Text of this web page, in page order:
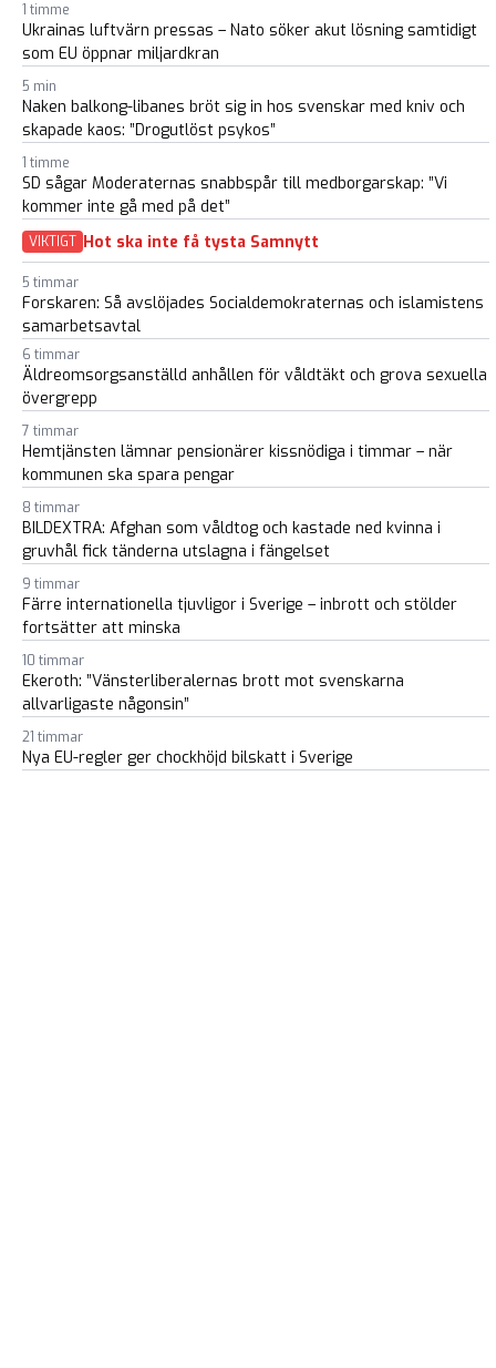
1 timme
Ukrainas luftvärn pressas – Nato söker akut lösning samtidigt
som EU öppnar miljardkran
5 min
Naken balkong-libanes bröt sig in hos svenskar med kniv och
skapade kaos: ”Drogutlöst psykos”
1 timme
SD sågar Moderaternas snabbspår till medborgarskap: ”Vi
kommer inte gå med på det”
VIKTIGT Hot ska inte få tysta Samnytt
5 timmar
Forskaren: Så avslöjades Socialdemokraternas och islamistens
samarbetsavtal
6 timmar
Äldreomsorgsanställd anhållen för våldtäkt och grova sexuella
övergrepp
7 timmar
Hemtjänsten lämnar pensionärer kissnödiga i timmar – när
kommunen ska spara pengar
8 timmar
BILDEXTRA: Afghan som våldtog och kastade ned kvinna i
gruvhål fick tänderna utslagna i fängelset
9 timmar
Färre internationella tjuvligor i Sverige – inbrott och stölder
fortsätter att minska
10 timmar
Ekeroth: ”Vänsterliberalernas brott mot svenskarna
allvarligaste någonsin”
21 timmar
Nya EU-regler ger chockhöjd bilskatt i Sverige